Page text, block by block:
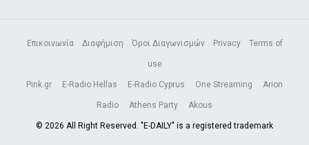
Επικοινωνία Διαφήμιση Όροι Διαγωνισμών Privacy Terms of
use
Pink.gr E-Radio Hellas E-Radio Cyprus One Streaming Arion
Radio Athens Party Akous
© 2026 All Right Reserved. "E-DAILY" is a registered trademark